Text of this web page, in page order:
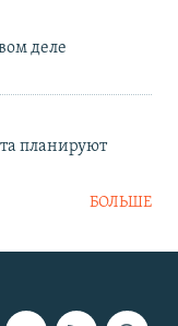
деле
планируют
БОЛЬШЕ